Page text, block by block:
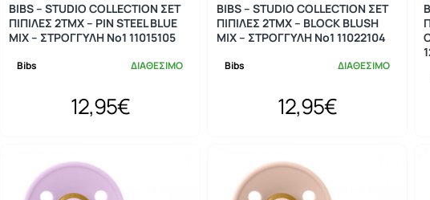
Bibs ΔΙΑΘΕΣΙΜΟ
BIBS – STUDIO COLLECTION ΣΕΤ
ΠΙΠΙΛΕΣ 2ΤΜΧ – PIN STEEL BLUE
MIX – ΣΤΡΟΓΓΥΛΗ No1 11015105
12,95€
Bibs ΔΙΑΘΕΣΙΜΟ
BIBS – STUDIO COLLECTION ΣΕΤ
ΠΙΠΙΛΕΣ 2ΤΜΧ – BLOCK BLUSH
MIX – ΣΤΡΟΓΓΥΛΗ No1 11022104
12,95€